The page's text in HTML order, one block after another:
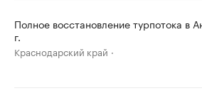
Полное восстановление турпотока в
г.
Краснодарский край